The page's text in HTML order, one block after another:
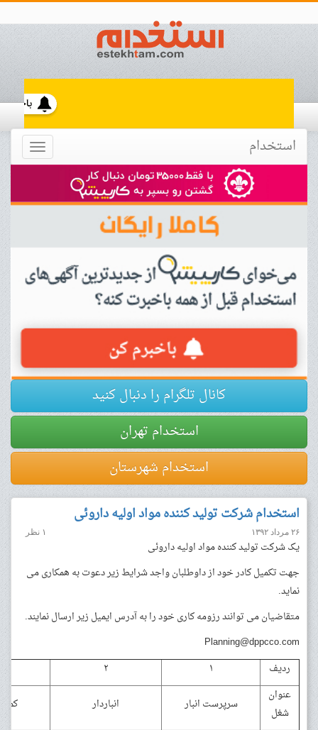
Toggle استخدام
کانال تلگرام را دنبال کنید
استخدام تهران
استخدام شهرستان
استخدام شرکت تولید کننده مواد اولیه داروئی
۲۶ مرداد ۱۳۹۲ ۱ نظر
یک شرکت تولید کننده مواد اولیه داروئی
جهت تکمیل کادر خود از داوطلبان واجد شرایط زیر دعوت به همکاری می
نماید.
متقاضیان می توانند رزومه کاری خود را به آدرس ایمیل زیر ارسال نمایند.
Planning@dppcco.com
ردیف
۱
۲
عنوان
شغل
سرپرست انبار انباردار
کمک